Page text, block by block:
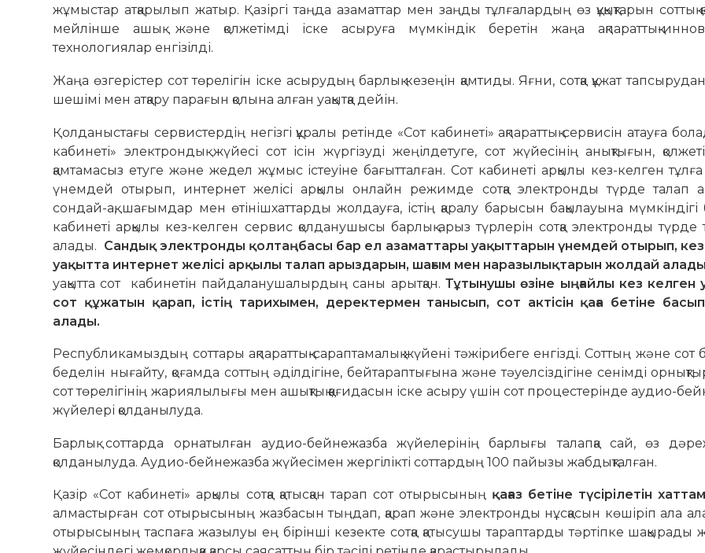
жұмыстар атқарылып жатыр. Қазіргі таңда азаматтар мен заңды тұлғалардың өз құқықтарын соттық
мейлінше ашық және қолжетімді іске асыруға мүмкіндік беретін жаңа ақпараттық-
технологиялар енгізілді.
Жаңа өзгерістер сот төрелігін іске асырудың барлық кезеңін қамтиды. Яғни, сотқа құжат
шешімі мен атқару парағын қолына алған уақытқа дейін.
Қолданыстағы сервистердің негізгі құралы ретінде «Сот кабинеті» ақпараттық сервисін атауға
кабинеті» электрондық жүйесі сот ісін жүргізуді жеңілдетуге, сот жүйесінің анықтығын,
қамтамасыз етуге және жедел жұмыс істеуіне бағытталған. Сот кабинеті арқылы кез-келген тұлға
үнемдей отырып, интернет желісі арқылы онлайн режимде сотқа электронды түрде талап
сондай-ақ, шағымдар мен өтінішхаттарды жолдауға, істің қаралу барысын бақылауына мүмкіндігі
кабинеті арқылы кез-келген сервис қолданушысы барлық арыз түрлерін сотқа электронды түрде
алады. Сандық электронды қолтаңбасы бар ел азаматтары уақыттарын үнемдей отырып,
уақытта интернет желісі арқылы талап арыздарын, шағым мен наразылықтарын жолдай
уақытта сот кабинетін пайдаланушалырдың саны арытқан.Тұтынушы өзіне ыңғайлы кез келген
сот құжатын қарап, істің тарихымен, деректермен танысып, сот актісін қаға бетіне
алады.
Республикамыздың соттары ақпараттық-сараптамалық жүйені тәжірибеге енгізді. Соттың және сот
беделін нығайту, қоғамда соттың әділдігіне, бейтараптығына және тәуелсіздігіне сенімді
сот төрелігінің жариялылығы мен ашықтық қағидасын іске асыру үшін сот процестерінде аудио-
жүйелері қолданылуда.
Барлық соттарда орнатылған аудио-бейнежазба жүйелерінің барлығы талапқа сай, өз
қолданылуда. Аудио-бейнежазба жүйесімен жергілікті соттардың 100 пайызы жабдықталған.
Қазір «Сот кабинеті» арқылы сотқа қатысқан тарап сот отырысының қағаз бетіне түсірілетін
алмастырған сот отырысының жазбасын тыңдап, қарап және электронды нұсқасын көшіріп ала
отырысының таспаға жазылуы ең бірінші кезекте сотқа қатысушы тараптарды тәртіпке шақырады